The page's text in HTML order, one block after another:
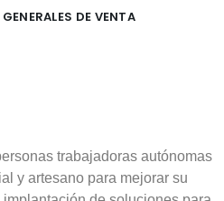
DE VENTA
trabajadoras autónomas
y artesano para mejorar su